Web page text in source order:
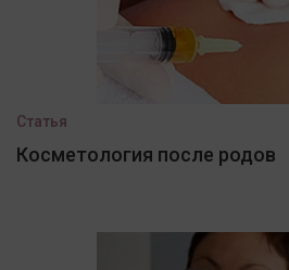
Статья
Косметология после родов